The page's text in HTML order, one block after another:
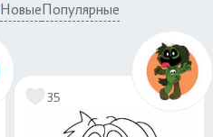
НовыеПопулярные
35